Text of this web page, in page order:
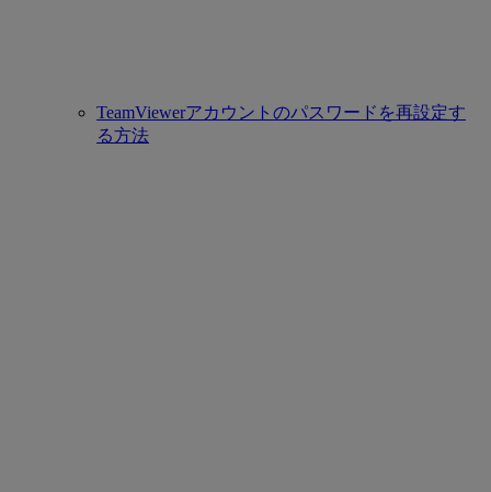
TeamViewerアカウントのパスワードを再設定す
る方法